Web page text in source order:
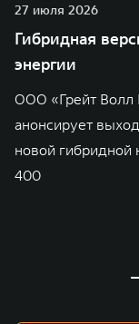
27 июля 2026
Гибридная
энергии
ООО «Грейт Волл
анонсирует
новой гибридной
400